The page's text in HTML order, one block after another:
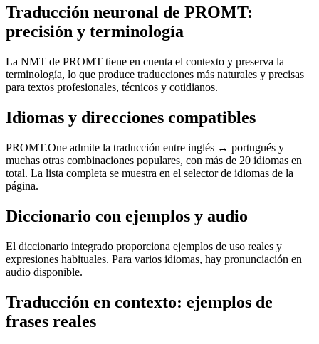
Traducción neuronal de PROMT:
precisión y terminología
La NMT de PROMT tiene en cuenta el contexto y preserva la
terminología, lo que produce traducciones más naturales y precisas
para textos profesionales, técnicos y cotidianos.
Idiomas y direcciones compatibles
PROMT.One admite la traducción entre inglés ↔ portugués y
muchas otras combinaciones populares, con más de 20 idiomas en
total. La lista completa se muestra en el selector de idiomas de la
página.
Diccionario con ejemplos y audio
El diccionario integrado proporciona ejemplos de uso reales y
expresiones habituales. Para varios idiomas, hay pronunciación en
audio disponible.
Traducción en contexto: ejemplos de
frases reales